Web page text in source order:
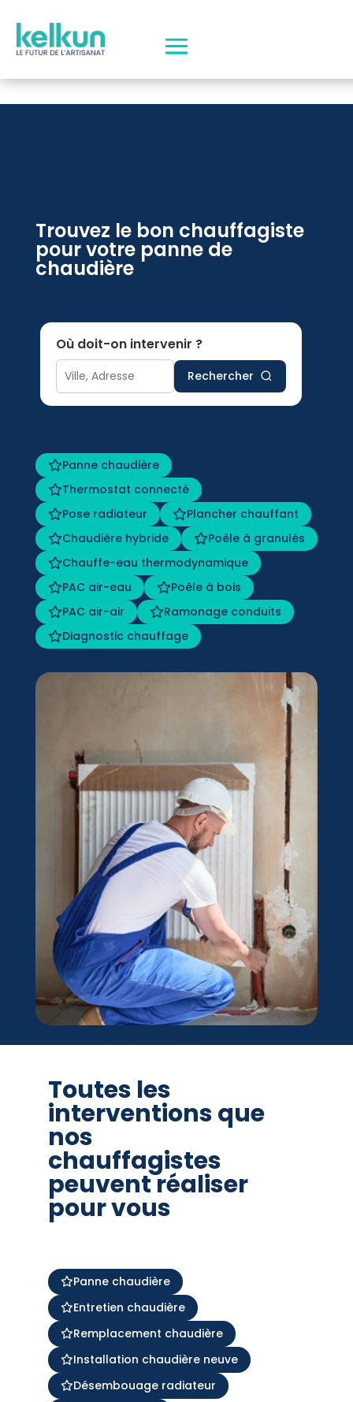
Trouvez le bon chauffagiste
pour votre panne de
chaudière
Où doit-on intervenir ?
Rechercher
Panne chaudière
Thermostat connecté
Pose radiateur
Plancher chauffant
Chaudière hybride
Poêle à granulés
Chauffe-eau thermodynamique
PAC air-eau
Poêle à bois
PAC air-air
Ramonage conduits
Diagnostic chauffage
Toutes les
interventions que
nos
chauffagistes
peuvent réaliser
pour vous
Panne chaudière
Entretien chaudière
Remplacement chaudière
Installation chaudière neuve
Désembouage radiateur